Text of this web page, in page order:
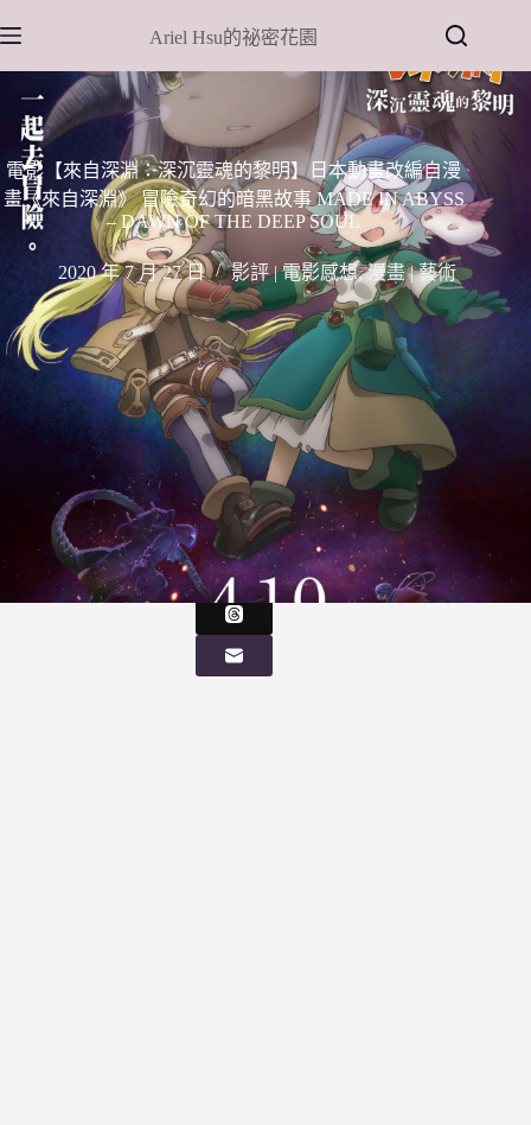
至
主
容
Ariel Hsu的祕密花園
電影【來自深淵：深沉靈魂的黎明】日本動畫改編自漫
畫《來自深淵》 冒險奇幻的暗黑故事 MADE IN ABYSS
– DAWN OF THE DEEP SOUL
2020 年 7 月 27 日 影評 | 電影感想,漫畫 | 藝術